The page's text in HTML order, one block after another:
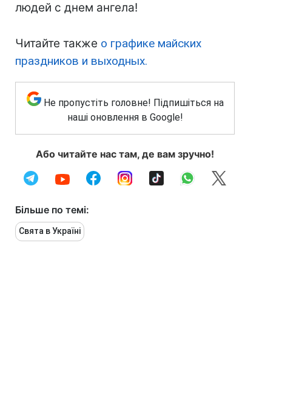
людей с днем ангела!
Читайте также о графике майских
праздников и выходных.
Не пропустіть головне! Підпишіться на
наші оновлення в Google!
Або читайте нас там, де вам зручно!
Більше по темі:
Свята в Україні